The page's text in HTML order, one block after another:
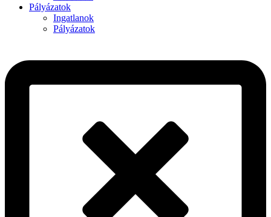
Pályázatok
Ingatlanok
Pályázatok